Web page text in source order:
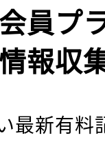
員プ
報収
最新有料